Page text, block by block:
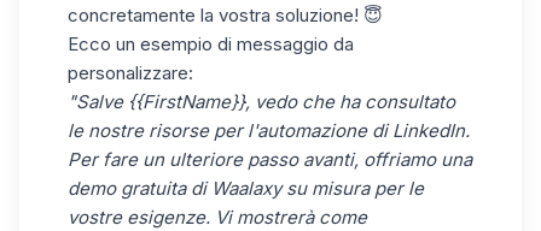
concretamente la vostra soluzione! 😇
Ecco un esempio di messaggio da
personalizzare:
"Salve {{FirstName}}, vedo che ha consultato
le nostre risorse per l'automazione di LinkedIn.
Per fare un ulteriore passo avanti, offriamo una
demo gratuita di Waalaxy su misura per le
vostre esigenze. Vi mostrerà come